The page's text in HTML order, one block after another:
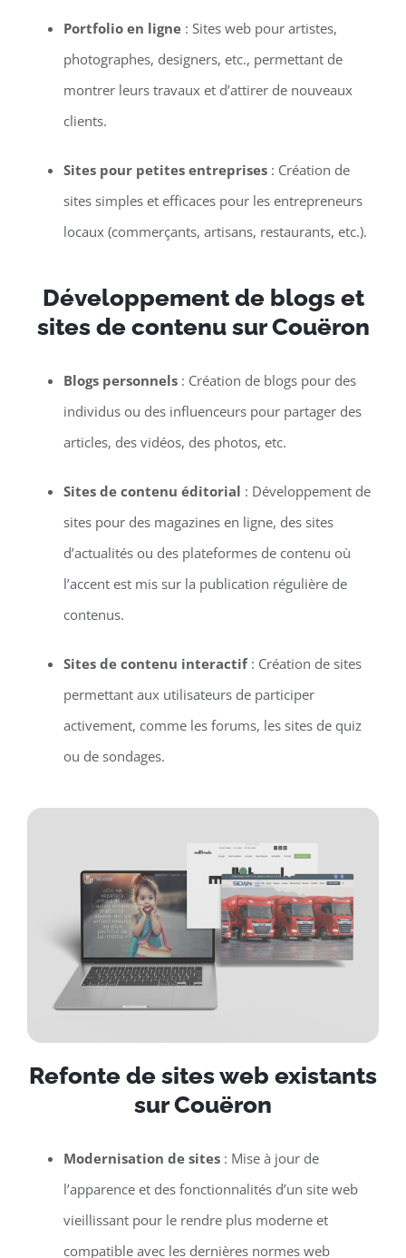
Portfolio en ligne: Sites web pour artistes,
photographes, designers, etc., permettant de
montrer leurs travaux et d’attirer de nouveaux
clients.
Sites pour petites entreprises: Création de
sites simples et efficaces pour les entrepreneurs
locaux (commerçants, artisans, restaurants, etc.).
Développement de blogs et
sites de contenu sur Couëron
Blogs personnels: Création de blogs pour des
individus ou des influenceurs pour partager des
articles, des vidéos, des photos, etc.
Sites de contenu éditorial : Développement de
sites pour des magazines en ligne, des sites
d’actualités ou des plateformes de contenu où
l’accent est mis sur la publication régulière de
contenus.
Sites de contenu interactif: Création de sites
permettant aux utilisateurs de participer
activement, comme les forums, les sites de quiz
ou de sondages.
Refonte de sites web existants
sur Couëron
Modernisation de sites: Mise à jour de
l’apparence et des fonctionnalités d’un site web
vieillissant pour le rendre plus moderne et
compatible avec les dernières normes web